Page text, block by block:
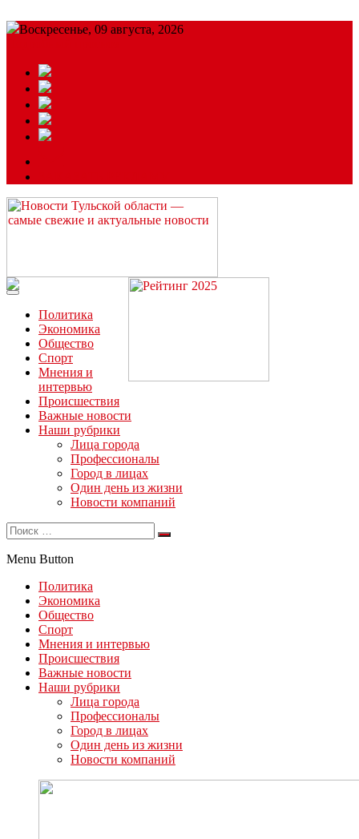
Воскресенье, 09 августа, 2026
Читайте последние новости дня в Тульской области на сайте
“ЗаНовомосковск”
Политика
Экономика
Общество
Спорт
Мнения и
интервью
Происшествия
Важные новости
Наши рубрики
Лица города
Профессионалы
Город в лицах
Один день из жизни
Новости компаний
Menu Button
Политика
Экономика
Общество
Спорт
Мнения и интервью
Происшествия
Важные новости
Наши рубрики
Лица города
Профессионалы
Город в лицах
Один день из жизни
Новости компаний